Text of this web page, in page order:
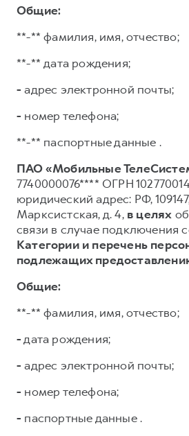
Общие:
**-** фамилия, имя, отчество;
**-** дата рождения;
- адрес электронной почты;
- номер телефона;
**-** паспортные данные .
ПАО «Мобильные
7740000076**** ОГРН
юридический адрес: РФ,
Марксистская, д. 4, в целях
связи в случае подключения
Категории и перечень
подлежащих
Общие:
**-** фамилия, имя, отчество;
-дата рождения;
- адрес электронной почты;
- номер телефона;
- паспортные данные .